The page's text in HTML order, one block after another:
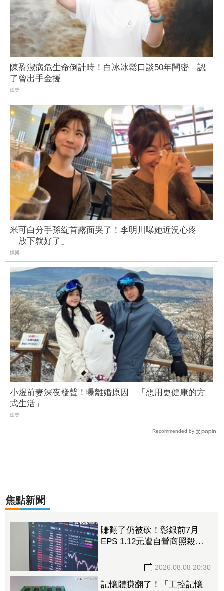
陳盈潔病危生命倒計時！白冰冰鬆口談50年閨密 認
了曾出手金援
娛樂
米可白分手孫綻首露面哭了！李明川曝她近況心疼
「放下就好了」
娛樂
小煜前妻深夜發聲！曝離婚原因 「想用更健康的方
式生活」
娛樂
Recommended by
焦點新聞
賺翻了仍被砍！彰銀前7月
EPS 1.12元遭自營商照殺
體」營收創高也遭倒2026.08.08 20:30
記憶體賺翻了！「工控記憶